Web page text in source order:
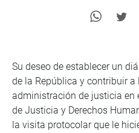
Su deseo de establecer un
de la República y contribuir a
administración de justicia en
de Justicia y Derechos
la visita protocolar que le